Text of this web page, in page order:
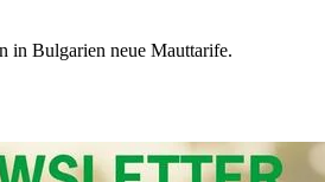
in Bulgarien neue Mauttarife.